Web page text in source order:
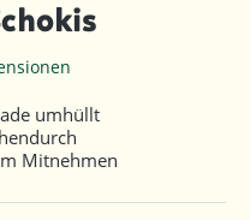
umhüllt
Mitnehmen